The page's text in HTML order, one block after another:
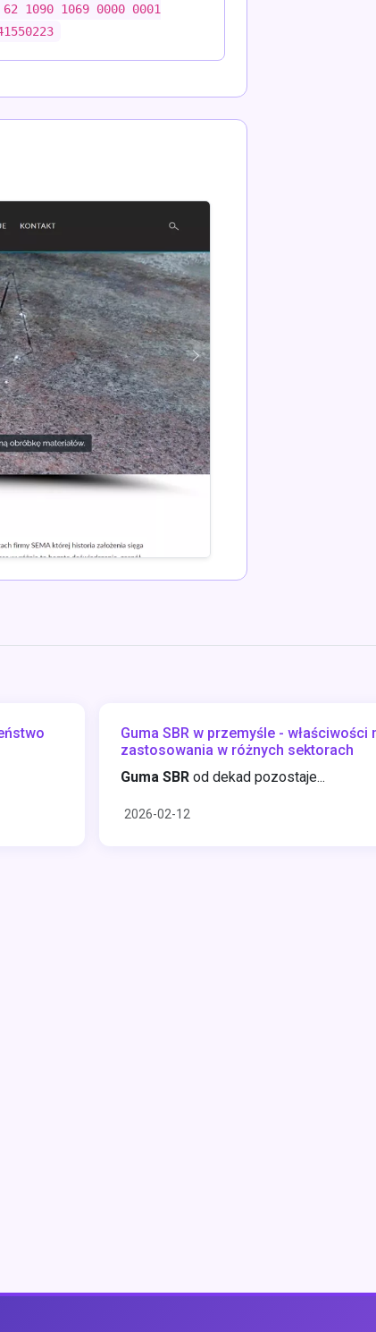
62 1090 1069 0000 0001
Guma SBR w przemyśle - właściwości
zastosowania w różnych sektorach
Guma SBR od dekad pozostaje...
2026-02-12